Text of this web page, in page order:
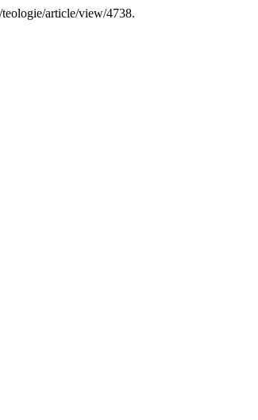
article/view/4738.